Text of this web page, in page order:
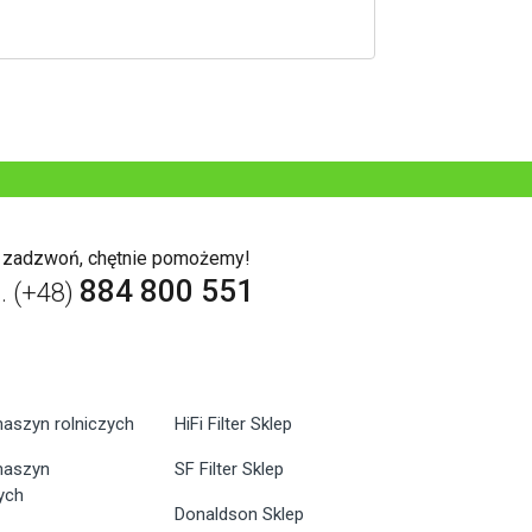
chętnie pomożemy!
(+48) 884 800 551
rolniczych HiFi Filter Sklep
SF Filter Sklep
Donaldson Sklep